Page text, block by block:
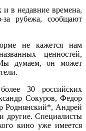
и в недавние времена,
за рубежа, сообщают
не кажется нам
ценностей,
думаем, он может
30 российских
Сокуров, Федор
Роднянский*, Андрей
другие. Специалисты
кино уже имеется